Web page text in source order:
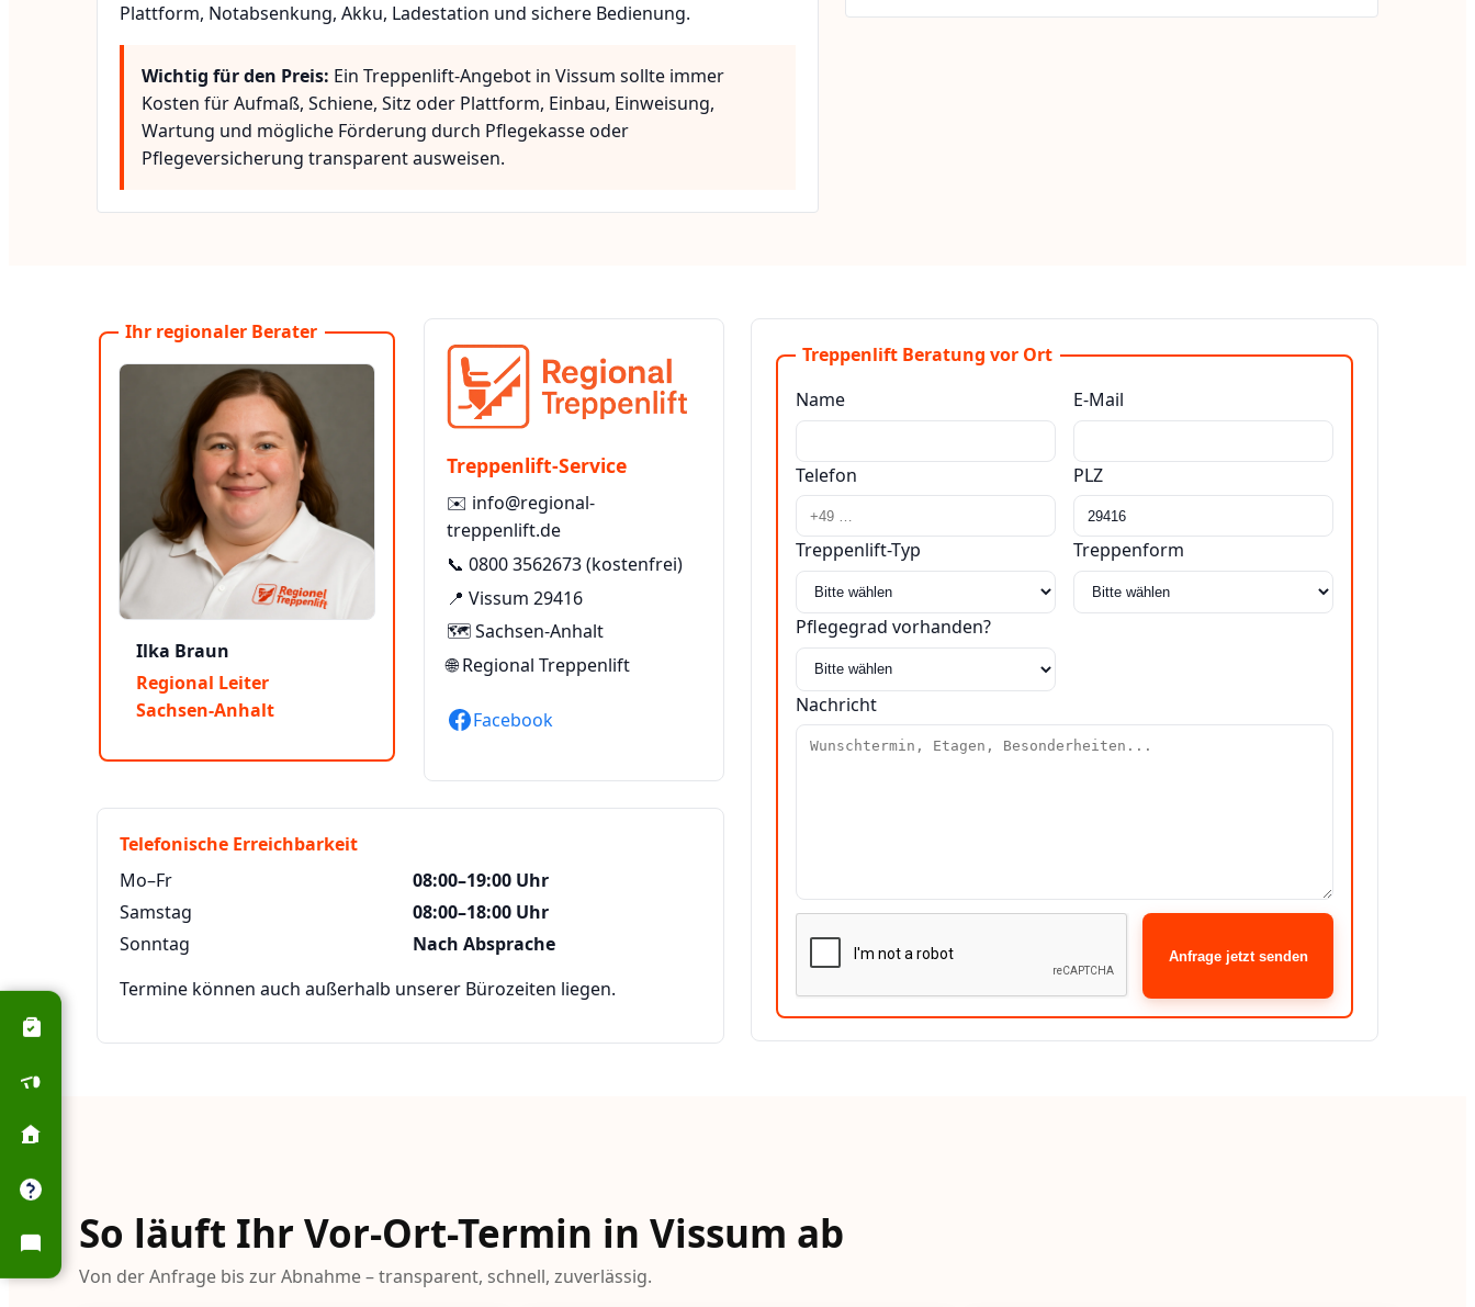
Plattform, Notabsenkung, Akku, Ladestation und sichere Bedienung.
Wichtig für den Preis: Ein Treppenlift-Angebot in Vissum sollte immer
Kosten für Aufmaß, Schiene, Sitz oder Plattform, Einbau, Einweisung,
Wartung und mögliche Förderung durch Pflegekasse oder
Pflegeversicherung transparent ausweisen.
Ihr regionaler Berater
Ilka Braun
Regional Leiter
Sachsen-Anhalt
Treppenlift-Service
✉️ info@regional-
treppenlift.de
📞 0800 3562673(kostenfrei)
📍 Vissum 29416
🗺️ Sachsen-Anhalt
🌐Regional Treppenlift
Facebook
Telefonische Erreichbarkeit
Mo–Fr
08:00–19:00 Uhr
Samstag
08:00–18:00 Uhr
Sonntag
Nach Absprache
Termine können auch außerhalb unserer Bürozeiten liegen.
Treppenlift Beratung vor Ort
Name
E-Mail
Telefon PLZ
Treppenlift-Typ Treppenform
Pflegegrad vorhanden?
Nachricht
Anfrage jetzt senden
So läuft Ihr Vor-Ort-Termin in Vissum ab
Von der Anfrage bis zur Abnahme – transparent, schnell, zuverlässig.